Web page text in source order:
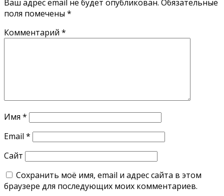
Ваш адрес email не будет опубликован. Обязательные
поля помечены *
Комментарий *
Имя *
Email *
Сайт
Сохранить моё имя, email и адрес сайта в этом
браузере для последующих моих комментариев.